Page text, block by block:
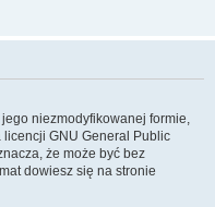
niezmodyfikowanej formie,
GNU General Public
że może być bez
dowiesz się na stronie